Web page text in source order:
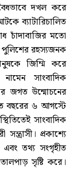
দখল করে
ব্যাটারিচালিত
চাঁদাবাজির মতো
পুলিশের রহস্যজনক
জিম্মি করে
সাংবাদিক
জগত উন্মোচনের
বছরের ৬ আগস্টে
সাংবাদিক
প্রকাশ্যে
তথ্য সংগৃহীত
সৃষ্টি করে।